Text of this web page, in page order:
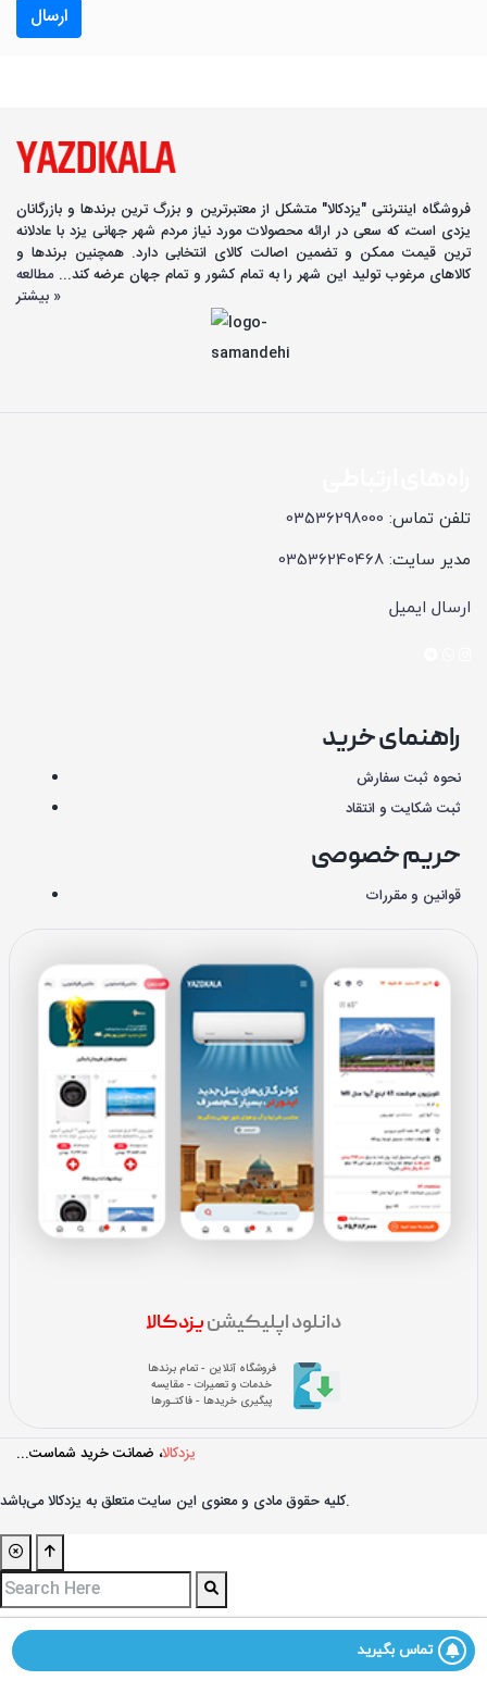
تماس بگیرید
ارسال
فروشگاه اینترنتی "یزدکالا" متشکل از معتبرترین و بزرگ ترین برندها و بازرگانان
یزدی است، که سعی در ارائه محصولات مورد نیاز مردم شهر جهانی یزد با عادلانه
ترین قیمت ممکن و تضمین اصالت کالای انتخابی دارد. همچنین برندها و
کالاهای مرغوب تولید این شهر را به تمام کشور و تمام جهان عرضه کند...مطالعه
بیشتر »
تلفن تماس: 03536298000
مدیر سایت: 03536240468
ارسال ایمیل
راهنمای خرید
نحوه ثبت سفارش
ثبت شکایت و انتقاد
حریم خصوصی
قوانین و مقررات
دانلود اپلیکیشنیزدکالا
فروشگاه آنلاین - تمام برندها
خدمات و تعمیرات - مقایسه
پیگیری خریدها - فاکتـورها
یزدکالا، ضمانت خرید شماست...
کليه حقوق مادی و معنوی اين سايت متعلق به یزدکالا می‌باشد.